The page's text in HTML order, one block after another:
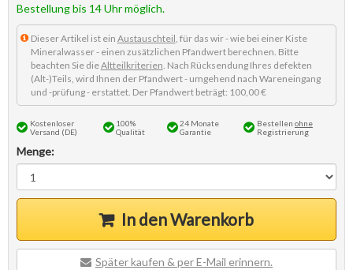
Bestellung bis 14 Uhr möglich.
Dieser Artikel ist ein Austauschteil, für das wir - wie bei einer Kiste
Mineralwasser - einen zusätzlichen Pfandwert berechnen. Bitte
beachten Sie dieAltteilkriterien. Nach Rücksendung Ihres defekten
(Alt-)Teils, wird Ihnen der Pfandwert - umgehend nach Wareneingang
und -prüfung - erstattet. Der Pfandwert beträgt: 100,00 €
Kostenloser
Versand (DE)
100%
Qualität
24 Monate
Garantie
Bestellen ohne
Registrierung
Menge:
In den Warenkorb
Später kaufen & per E-Mail erinnern.